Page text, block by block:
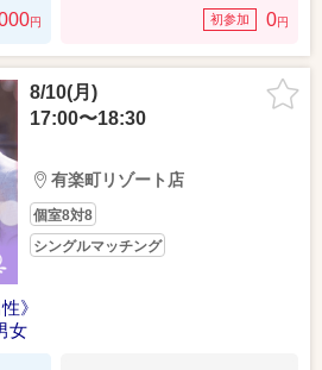
円 初参加 0円
8/10(月)
17:00〜18:30
有楽町リゾート店
個室8対8
シングルマッチング
》
女